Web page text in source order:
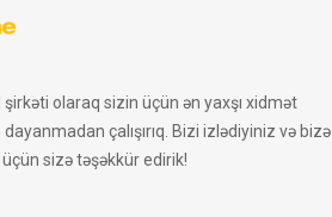
olaraq sizin üçün ən yaxşı xidmət
çalışırıq. Bizi izlədiyiniz və bizə
üçün sizə təşəkkür edirik!